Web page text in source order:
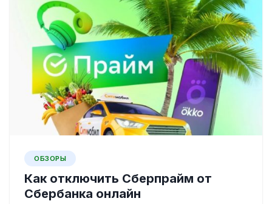
ОБЗОРЫ
Как отключить Сберпрайм от
Сбербанка онлайн